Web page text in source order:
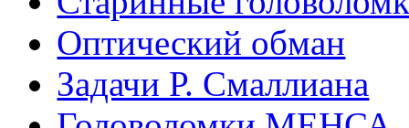
Оптический обман
Задачи Р. Смаллиана